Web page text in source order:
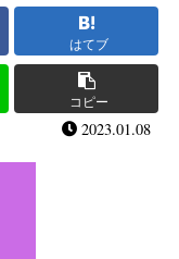
はてブ
コピー
2023.01.08